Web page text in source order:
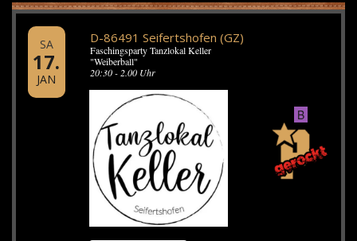
SA
17.
JAN
D-86491 Seifertshofen (GZ)
Faschingsparty Tanzlokal Keller
"Weiberball"
20:30 - 2.00 Uhr
B